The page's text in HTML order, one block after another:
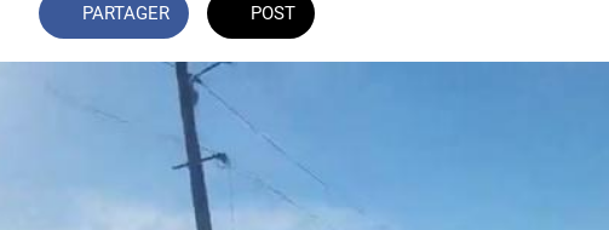
PARTAGER POST